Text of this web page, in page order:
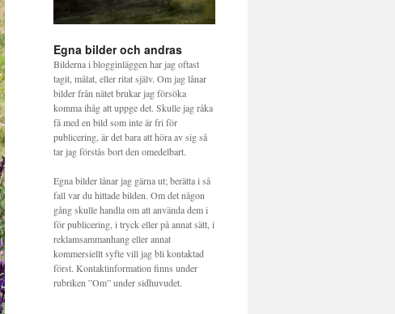
Egna bilder och andras
Bilderna i blogginläggen har jag oftast
tagit, målat, eller ritat själv. Om jag lånar
bilder från nätet brukar jag försöka
komma ihåg att uppge det. Skulle jag råka
få med en bild som inte är fri för
publicering, är det bara att höra av sig så
tar jag förstås bort den omedelbart.
Egna bilder lånar jag gärna ut; berätta i så
fall var du hittade bilden. Om det någon
gång skulle handla om att använda dem i
för publicering, i tryck eller på annat sätt, i
reklamsammanhang eller annat
kommersiellt syfte vill jag bli kontaktad
först. Kontaktinformation finns under
rubriken ”Om” under sidhuvudet.